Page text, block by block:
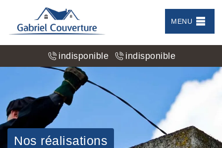
MENU
indisponible indisponible
Nos réalisations